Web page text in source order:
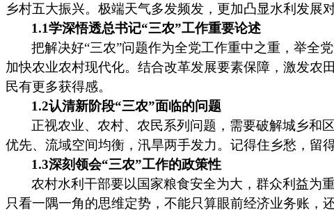
乡村五大振兴。极端天气多发频发，更加凸显水利发展
1.1学深悟透总书记“三农”工作重要论述
把解决好“三农”问题作为全党工作重中之重，举全
加快农业农村现代化。结合改革发展要素保障，激发农
民有更多获得感。
1.2认清新阶段“三农”面临的问题
正视农业、农村、农民系列问题，需要破解城乡和
优先、流域空间均衡，汛旱两手发力。记得住乡愁，留
1.3深刻领会“三农”工作的政策性
农村水利干部要以国家粮食安全为大，群众利益为
只看一隅一角的思维定势，不能只算眼前经济业务账，